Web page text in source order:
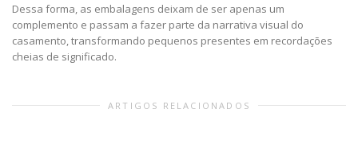
Dessa forma, as embalagens deixam de ser apenas um
complemento e passam a fazer parte da narrativa visual do
casamento, transformando pequenos presentes em recordações
cheias de significado.
ARTIGOS RELACIONADOS